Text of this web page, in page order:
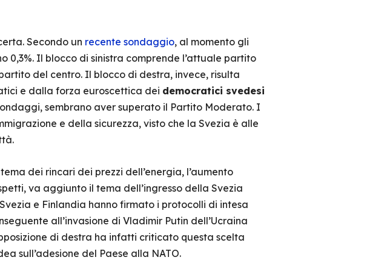
Secondo un recente sondaggio, al momento gli
0,3%. Il blocco di sinistra comprende l’attuale partito
del centro. Il blocco di destra, invece, risulta
e dalla forza euroscettica dei democratici svedesi
sembrano aver superato il Partito Moderato. I
e della sicurezza, visto che la Svezia è alle
dei rincari dei prezzi dell’energia, l’aumento
va aggiunto il tema dell’ingresso della Svezia
e Finlandia hanno firmato i protocolli di intesa
all’invasione di Vladimir Putin dell’Ucraina
di destra ha infatti criticato questa scelta
sull’adesione del Paese alla NATO.